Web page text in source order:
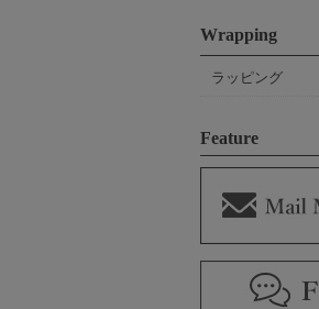
Wrapping
ラッピング
Feature